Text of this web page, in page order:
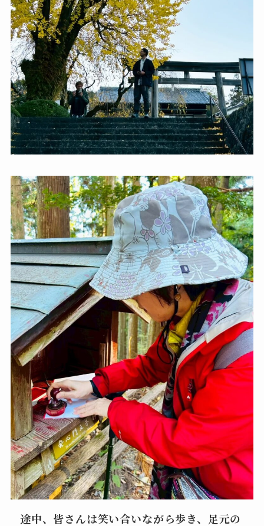
途中、皆さんは笑い合いながら歩き、足元の